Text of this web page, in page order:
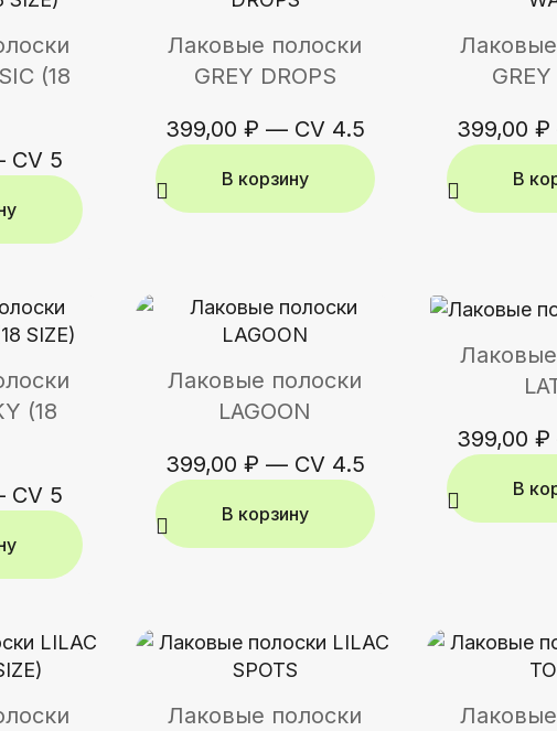
(18
CV 5
Лаковые полоски
GREY DROPS
399,00 ₽ — CV 4.5
В корзину
399,00₽
В
(18
CV 5
Лаковые полоски
LAGOON
399,00 ₽ — CV 4.5
В корзину
399,00₽
В
Лаковые полоски